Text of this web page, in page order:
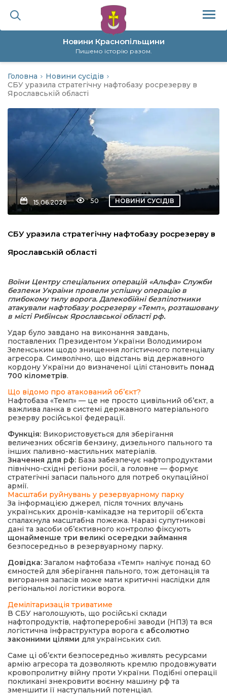
Новини Краснопільщини
Пишемо історію разом.
політика
Головна
Новини сусідів
СБУ уразила стратегічну нафтобазу росрезерву в
Ярославській області
15.06.2026 50 НОВИНИ СУСІДІВ
СБУ уразила стратегічну нафтобазу росрезерву в
Ярославській області
Воїни Центру спеціальних операцій «Альфа» Служби
безпеки України провели успішну операцію в
глибокому тилу ворога. Далекобійні безпілотники
атакували нафтобазу росрезерву «Темп», розташовану
в місті Рибінськ Ярославської області рф.
Удар було завдано на виконання завдань,
поставлених Президентом України Володимиром
Зеленським щодо знищення логістичного потенціалу
агресора. Символічно, що відстань від державного
кордону України до визначеної цілі становить понад
700 кілометрів.
Що відомо про атакований об’єкт?
Нафтобаза «Темп» — це не просто цивільний об’єкт, а
важлива ланка в системі державного матеріального
резерву російської федерації.
Функція: Використовується для зберігання
величезних обсягів бензину, дизельного пального та
інших паливно-мастильних матеріалів.
Значення для рф: База забезпечує нафтопродуктами
північно-східні регіони росії, а головне — формує
стратегічні запаси пального для потреб окупаційної
армії.
Масштаби руйнувань у резервуарному парку
За інформацією джерел, після точних влучань
українських дронів-камікадзе на території об’єкта
спалахнула масштабна пожежа. Наразі супутникові
дані та засоби об’єктивного контролю фіксують
щонайменше три великі осередки займання
безпосередньо в резервуарному парку.
Довідка: Загалом нафтобаза «Темп» налічує понад 60
ємностей для зберігання пального, тож детонація та
вигорання запасів може мати критичні наслідки для
регіональної логістики ворога.
Демілітаризація триватиме
В СБУ наголошують, що російські склади
нафтопродуктів, нафтопереробні заводи (НПЗ) та вся
логістична інфраструктура ворога є абсолютно
законними цілями для українських сил.
Саме ці об’єкти безпосередньо живлять ресурсами
армію агресора та дозволяють кремлю продовжувати
кровопролитну війну проти України. Подібні операції
покликані знекровити воєнну машину рф та
зменшити її наступальний потенціал.